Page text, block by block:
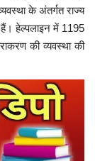
के अंतर्गत राज्य
हेल्पलाइन में 1195
की व्यवस्था की